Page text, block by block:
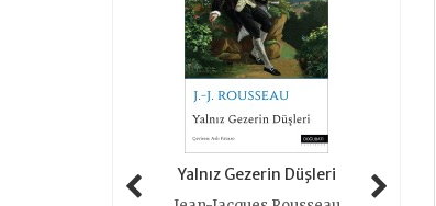
Yalnız Gezerin Düşleri